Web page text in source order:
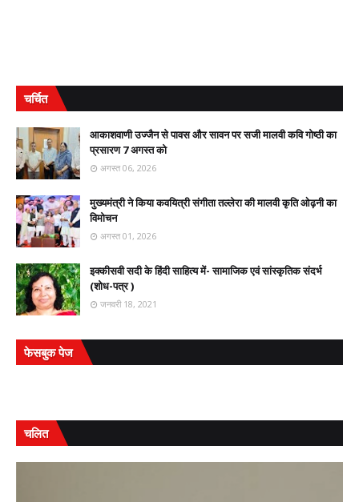
चर्चित
आकाशवाणी उज्जैन से पावस और सावन पर सजी मालवी कवि गोष्ठी का
प्रसारण 7 अगस्त को
अगस्त 06, 2026
मुख्यमंत्री ने किया कवयित्री संगीता तल्लेरा की मालवी कृति ओढ़नी का
विमोचन
अगस्त 01, 2026
इक्कीसवी सदी के हिंदी साहित्य में- सामाजिक एवं सांस्कृतिक संदर्भ
(शोध-पत्र )
जनवरी 18, 2021
फेसबुक पेज
चलित